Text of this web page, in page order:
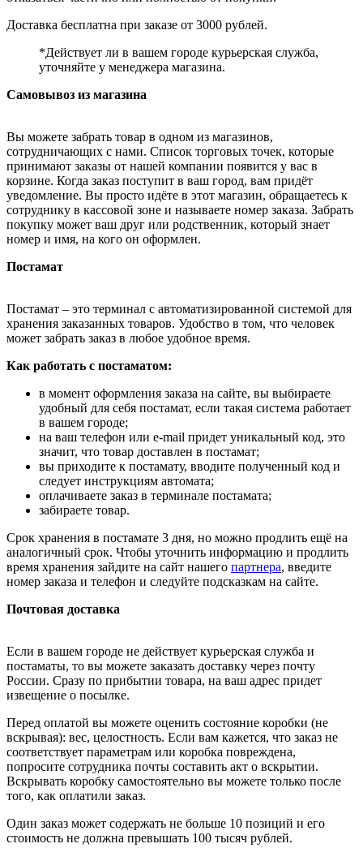
Доставка бесплатна при заказе от 3000 рублей.
*Действует ли в вашем городе курьерская служба,
уточняйте у менеджера магазина.
Самовывоз из магазина
Вы можете забрать товар в одном из магазинов,
сотрудничающих с нами. Список торговых точек, которые
принимают заказы от нашей компании появится у вас в
корзине. Когда заказ поступит в ваш город, вам придёт
уведомление. Вы просто идёте в этот магазин, обращаетесь к
сотруднику в кассовой зоне и называете номер заказа. Забрать
покупку может ваш друг или родственник, который знает
номер и имя, на кого он оформлен.
Постамат
Постамат – это терминал с автоматизированной системой для
хранения заказанных товаров. Удобство в том, что человек
может забрать заказ в любое удобное время.
Как работать с постаматом:
в момент оформления заказа на сайте, вы выбираете
удобный для себя постамат, если такая система работает
в вашем городе;
на ваш телефон или e-mail придет уникальный код, это
значит, что товар доставлен в постамат;
вы приходите к постамату, вводите полученный код и
следует инструкциям автомата;
оплачиваете заказ в терминале постамата;
забираете товар.
Срок хранения в постамате 3 дня, но можно продлить ещё на
аналогичный срок. Чтобы уточнить информацию и продлить
время хранения зайдите на сайт нашего партнера, введите
номер заказа и телефон и следуйте подсказкам на сайте.
Почтовая доставка
Если в вашем городе не действует курьерская служба и
постаматы, то вы можете заказать доставку через почту
России. Сразу по прибытии товара, на ваш адрес придет
извещение о посылке.
Перед оплатой вы можете оценить состояние коробки (не
вскрывая): вес, целостность. Если вам кажется, что заказ не
соответствует параметрам или коробка повреждена,
попросите сотрудника почты составить акт о вскрытии.
Вскрывать коробку самостоятельно вы можете только после
того, как оплатили заказ.
Один заказ может содержать не больше 10 позиций и его
стоимость не должна превышать 100 тысяч рублей.